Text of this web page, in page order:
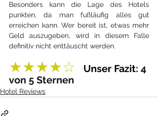
Besonders kann die Lage des Hotels
punkten, da man fußläufig alles gut
erreichen kann. Wer bereit ist, etwas mehr
Geld auszugeben, wird in diesem Falle
definitiv nicht enttäuscht werden.
★★★★☆ Unser Fazit: 4
von 5 Sternen
Hotel Reviews